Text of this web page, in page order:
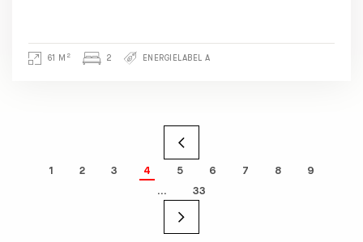
61 M 2 2 ENERGIELABEL A
1 2 3 4 5 6 7 8
9
…
33